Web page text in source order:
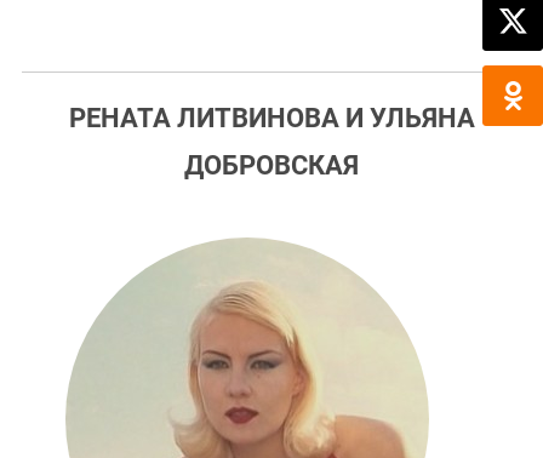
РЕНАТА ЛИТВИНОВА И УЛЬЯНА
ДОБРОВСКАЯ